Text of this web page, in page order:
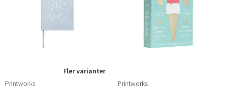
Fler varianter
Printworks
Printworks